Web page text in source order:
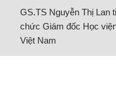
GS.TS Nguyễn Thị Lan
chức Giám đốc Học
Việt Nam